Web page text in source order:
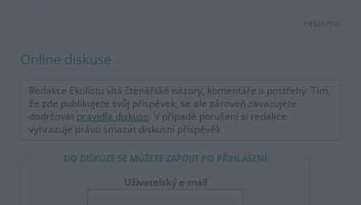
reklama
Online diskuse
Redakce Ekolistu vítá čtenářské názory, komentáře a postřehy. Tím,
že zde publikujete svůj příspěvek, se ale zároveň zavazujete
dodržovat pravidla diskuse. V případě porušení si redakce
vyhrazuje právo smazat diskusní příspěvěk
DO DISKUZE SE MŮŽETE ZAPOJIT PO PŘIHLÁŠENÍ
Uživatelský e-mail